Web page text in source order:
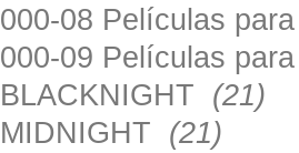
000-08 Películas
000-09 Películas
BLACKNIGHT (21)
MIDNIGHT (21)